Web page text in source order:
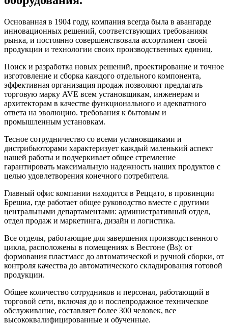
Основанная в 1904 году, компания всегда была в авангарде
инновационных решений, соответствующих требованиям
рынка, и постоянно совершенствовала ассортимент своей
продукции и технологии своих производственных единиц.
Поиск и разработка новых решений, проектирование и точное
изготовление и сборка каждого отдельного компонента,
эффективная организация продаж позволяют предлагать
торговую марку AVE всем установщикам, инженерам и
архитекторам в качестве функционального и адекватного
ответа на эволюцию. требования к бытовым и
промышленным установкам.
Тесное сотрудничество со всеми установщиками и
дистрибьюторами характеризует каждый маленький аспект
нашей работы и подчеркивает общее стремление
гарантировать максимальную надежность наших продуктов с
целью удовлетворения конечного потребителя.
Главный офис компании находится в Реццато, в провинции
Брешиа, где работает общее руководство вместе с другими
центральными департаментами: административный отдел,
отдел продаж и маркетинга, дизайн и логистика.
Все отделы, работающие для завершения производственного
цикла, расположены в помещениях в Вестоне (Bs): от
формования пластмасс до автоматической и ручной сборки, от
контроля качества до автоматического складирования готовой
продукции.
Общее количество сотрудников и персонал, работающий в
торговой сети, включая до и послепродажное техническое
обслуживание, составляет более 300 человек, все
высококвалифицированные и обученные.